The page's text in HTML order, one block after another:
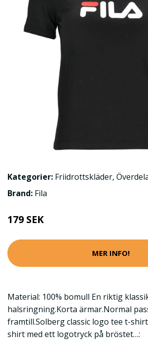
Kategorier: Friidrottskläder,
Brand: Fila
179 SEK
MER INFO!
Material: 100% bomull En riktig
halsringning.Korta ärmar.Normal
framtill.Solberg classic logo tee t-
shirt med ett logotryck på bröstet…: